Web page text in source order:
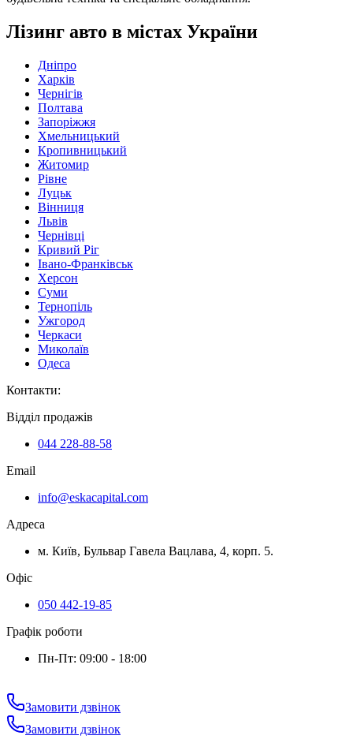
Лізинг авто в містах України
Дніпро
Харків
Чернігів
Полтава
Запоріжжя
Хмельницький
Кропивницький
Житомир
Рівне
Луцьк
Вінниця
Львів
Чернівці
Кривий Ріг
Івано-Франківськ
Херсон
Суми
Тернопіль
Ужгород
Черкаси
Миколаїв
Одеса
Контакти:
Відділ продажів
044 228-88-58
Email
info@eskacapital.com
Адреса
м. Київ, Бульвар Гавела Вацлава, 4, корп. 5.
Офіс
050 442-19-85
Графік роботи
Пн-Пт: 09:00 - 18:00
Замовити дзвінок
Замовити дзвінок